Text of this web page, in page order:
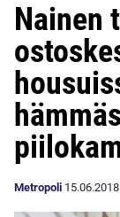
Nainen
Metropoli 15.06.2018